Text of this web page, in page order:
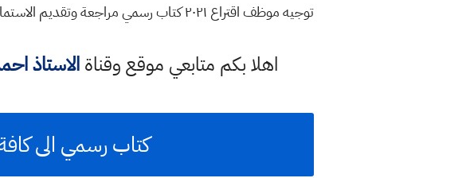
توجيه موظف اقتراع ٢٠٢١ كتاب رسمي مراجعة وتقديم الاستمارات
اهلا بكم متابعي موقع وقناةالاستاذ
كتاب رسمي الى كافة